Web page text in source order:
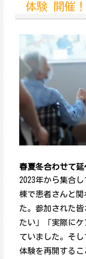
体験 開催！
春夏冬合わせて延
2023年から集合
棟で患者さんと
た。参加された
たい」「実際に
ていました。そ
体験を再開するこ